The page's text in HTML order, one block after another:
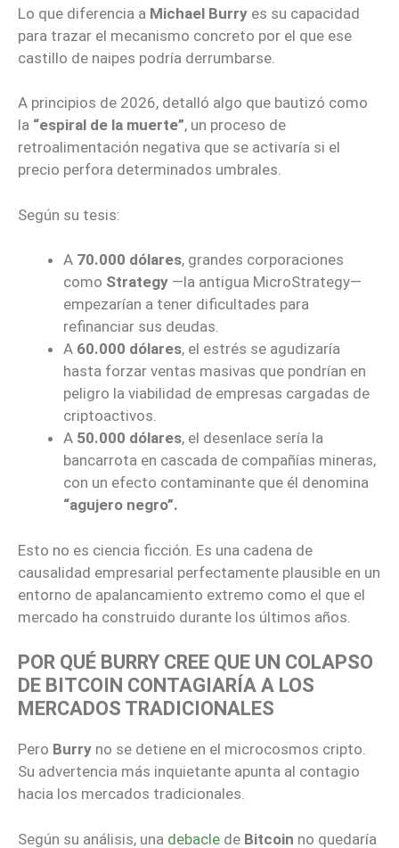
Lo que diferencia a Michael Burry es su capacidad
para trazar el mecanismo concreto por el que ese
castillo de naipes podría derrumbarse.
A principios de 2026, detalló algo que bautizó como
la “espiral de la muerte”, un proceso de
retroalimentación negativa que se activaría si el
precio perfora determinados umbrales.
Según su tesis:
A 70.000 dólares, grandes corporaciones
como Strategy —la antigua MicroStrategy—
empezarían a tener dificultades para
refinanciar sus deudas.
A 60.000 dólares, el estrés se agudizaría
hasta forzar ventas masivas que pondrían en
peligro la viabilidad de empresas cargadas de
criptoactivos.
A 50.000 dólares, el desenlace sería la
bancarrota en cascada de compañías mineras,
con un efecto contaminante que él denomina
“agujero negro”.
Esto no es ciencia ficción. Es una cadena de
causalidad empresarial perfectamente plausible en un
entorno de apalancamiento extremo como el que el
mercado ha construido durante los últimos años.
POR QUÉ BURRY CREE QUE UN COLAPSO
DE BITCOIN CONTAGIARÍA A LOS
MERCADOS TRADICIONALES
Pero Burry no se detiene en el microcosmos cripto.
Su advertencia más inquietante apunta al contagio
hacia los mercados tradicionales.
Según su análisis, una debacle de Bitcoin no quedaría